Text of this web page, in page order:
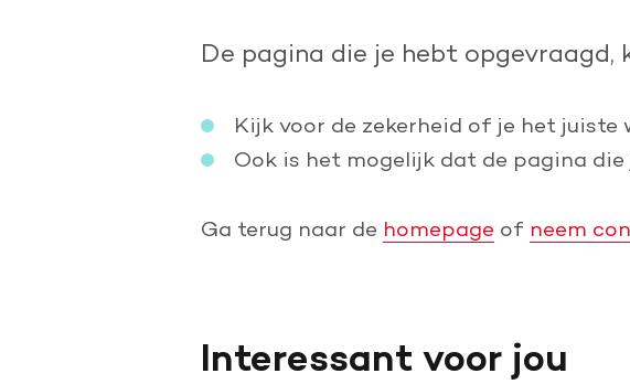
Geef periodiekDe pagina die je hebt opgevraagd,
Kijk voor de zekerheid of je het juiste
Ook is het mogelijk dat de pagina
Ga terug naar de homepage of neem
Interessant voor jou